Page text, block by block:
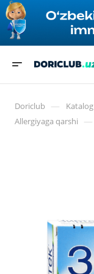
Doriclub — Katalog
Allergiyaga qarshi —